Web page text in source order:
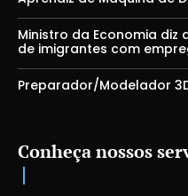
Ministro da Economia
de imigrantes com
Preparador/Modelador
Conheça nossos